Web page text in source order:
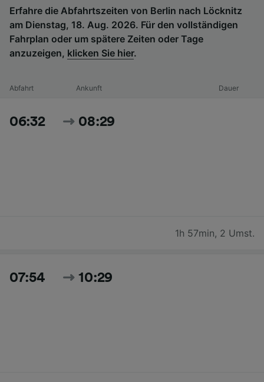
Erfahre die Abfahrtszeiten von Berlin nach Löcknitz
am Dienstag, 18. Aug. 2026. Für den vollständigen
Fahrplan oder um spätere Zeiten oder Tage
anzuzeigen, klicken Sie hier.
Abfahrt Ankunft Dauer
06:32 08:29
1h 57min, 2 Umst.
07:54 10:29